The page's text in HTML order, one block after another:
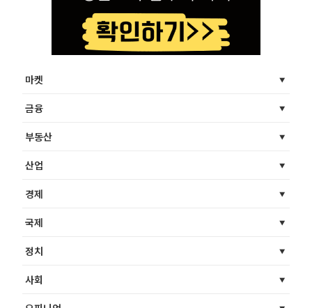
마켓
금융
부동산
산업
경제
국제
정치
사회